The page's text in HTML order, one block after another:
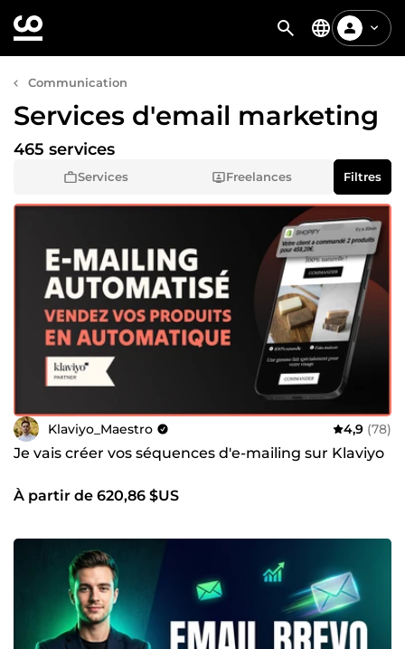
Communication
Services d'email marketing
Services Freelances
465 services
Filtres
Klaviyo_Maestro 4,9 (78)
Je vais créer vos séquences d'e-mailing sur Klaviyo
À partir de 620,86 $US